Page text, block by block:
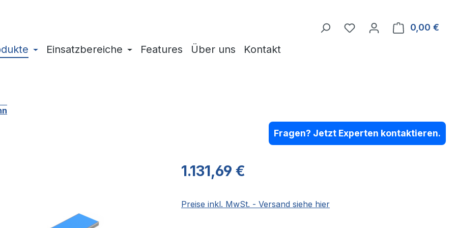
Du hast 0 Produkte auf
0,00 €
Einsatzbereiche Features Über uns Kontakt
Fragen? Jetzt Experten kontaktieren.
Regulärer Preis:
1.131,69 €
Preise inkl. MwSt. - Versand siehe hier